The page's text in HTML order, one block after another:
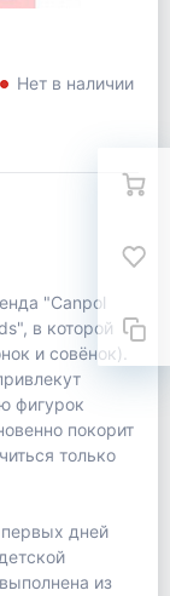
Нет в наличии
"Canpol
в которой
и совёнок).
фигурок
покорит
только
дней
из